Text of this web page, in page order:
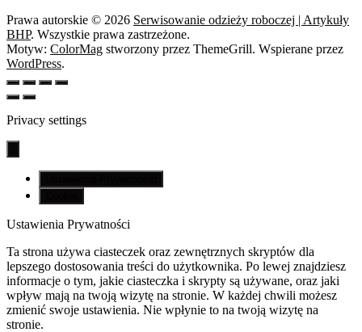
Prawa autorskie © 2026 Serwisowanie odzieży roboczej | Artykuły
BHP. Wszystkie prawa zastrzeżone.
Motyw: ColorMag stworzony przez ThemeGrill. Wspierane przez
WordPress.
Privacy settings
Ustawienia Prywatności
Ta strona używa ciasteczek oraz zewnętrznych skryptów dla
lepszego dostosowania treści do użytkownika. Po lewej znajdziesz
informacje o tym, jakie ciasteczka i skrypty są używane, oraz jaki
wpływ mają na twoją wizytę na stronie. W każdej chwili możesz
zmienić swoje ustawienia. Nie wpłynie to na twoją wizytę na
stronie.